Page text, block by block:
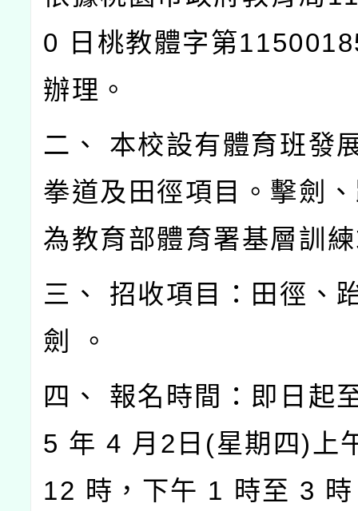
0 日桃教體字第
辦理。
二、 本校設有體育班發
拳道及田徑項目。擊劍
為教育部體育署基層訓
三、 招收項目：田徑、
劍 。
四、 報名時間：即日起
5 年 4 月2日(星期四)上
12 時，下午 1 時至 3